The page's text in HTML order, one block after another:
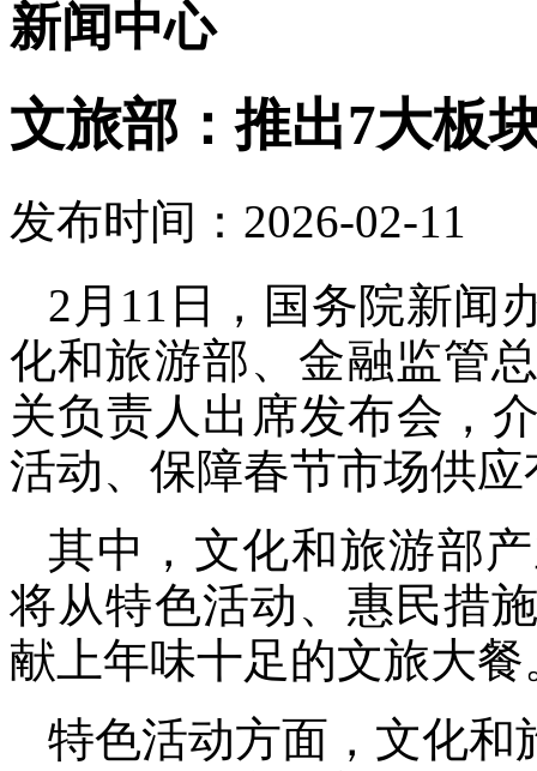
新闻中心
文旅部：推出7大板
发布时间：2026-02-11
2月11日，国务院新闻
化和旅游部、金融监管
关负责人出席发布会，
活动、保障春节市场供
其中，文化和旅游部
将从特色活动、惠民措
献上年味十足的文旅大餐
特色活动方面，文化和